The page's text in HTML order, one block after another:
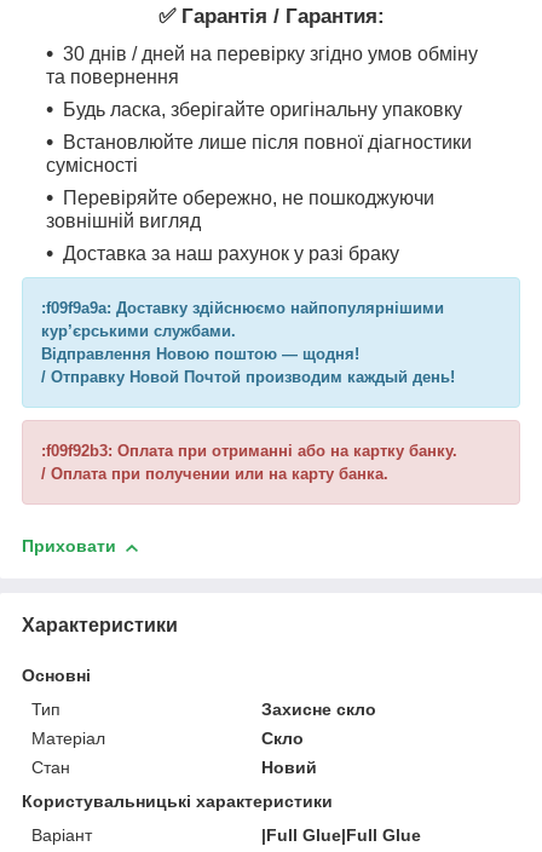
✅ Гарантія / Гарантия:
30 днів / дней на перевірку згідно умов обміну
та повернення
Будь ласка, зберігайте оригінальну упаковку
Встановлюйте лише після повної діагностики
сумісності
Перевіряйте обережно, не пошкоджуючи
зовнішній вигляд
Доставка за наш рахунок у разі браку
:f09f9a9a: Доставку здійснюємо найпопулярнішими
кур’єрськими службами.
Відправлення Новою поштою — щодня!
/ Отправку Новой Почтой производим каждый день!
:f09f92b3: Оплата при отриманні або на картку банку.
/ Оплата при получении или на карту банка.
Приховати
Характеристики
Основні
Тип
Захисне скло
Матеріал
Скло
Стан
Новий
Користувальницькі характеристики
Варіант
|Full Glue|Full Glue